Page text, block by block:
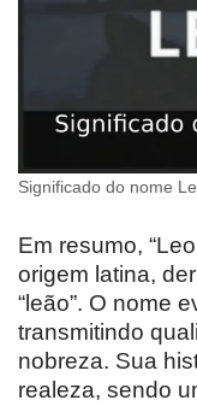
Significado do nome
Em resumo,
origem latina,
“leão”. O nome
transmitindo
nobreza. Sua
realeza, sendo